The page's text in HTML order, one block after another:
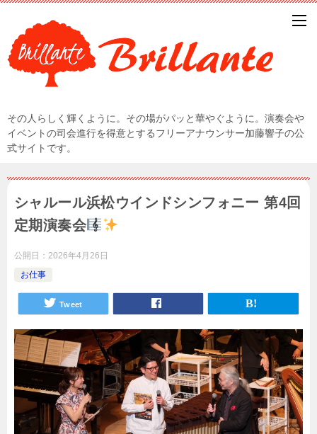
その人らしく輝くように。その場がパッと華やぐように。演奏会や
イベントの司会進行を得意とするフリーアナウンサー加藤響子の公
式サイトです。
シャルール浜松ウインドシンフォニー 第4回
定期演奏会
公開日： 2026年4月26日
お仕事
Tweet